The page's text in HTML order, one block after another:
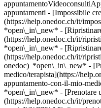
appuntamenti - [Impossibile
(https://help.onedoc.ch/it/
*open\_in\_new* -
(https://help.onedoc.ch/it/
*open\_in\_new* -
(https://help.onedoc.ch/it/
onedoc) *open\_in\_new* -
medico/terapista](https://
appuntamento-con-il-mio-
*open\_in\_new* - [Prenotare
(https://help.onedoc.ch/it/